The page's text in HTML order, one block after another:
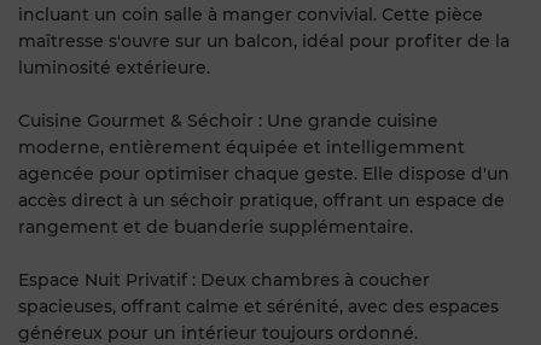
incluant un coin salle à manger convivial. Cette pièce
maîtresse s'ouvre sur un balcon, idéal pour profiter de la
luminosité extérieure.
Cuisine Gourmet & Séchoir : Une grande cuisine
moderne, entièrement équipée et intelligemment
agencée pour optimiser chaque geste. Elle dispose d'un
accès direct à un séchoir pratique, offrant un espace de
rangement et de buanderie supplémentaire.
Espace Nuit Privatif : Deux chambres à coucher
spacieuses, offrant calme et sérénité, avec des espaces
généreux pour un intérieur toujours ordonné.